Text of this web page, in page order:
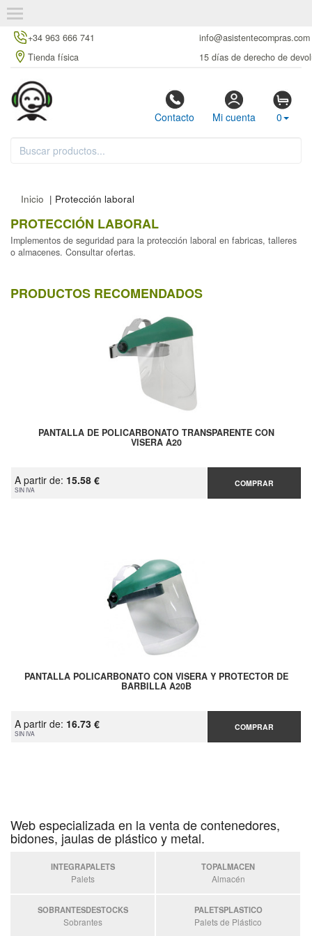
+34 963 666 741
info@asistentecompras.com
Tienda física
15 días de derecho de
Contacto Mi cuenta 0
Inicio | Protección laboral
PROTECCIÓN LABORAL
Implementos de seguridad para la protección laboral en fabricas, talleres
o almacenes. Consultar ofertas.
PRODUCTOS RECOMENDADOS
PANTALLA DE POLICARBONATO TRANSPARENTE CON
VISERA A20
A partir de: 15.58 €
SIN IVA
COMPRAR
PANTALLA POLICARBONATO CON VISERA Y PROTECTOR DE
BARBILLA A20B
A partir de: 16.73 €
SIN IVA
COMPRAR
Web especializada en la venta de contenedores,
bidones, jaulas de plástico y metal.
INTEGRAPALETS
Palets
TOPALMACEN
Almacén
SOBRANTESDESTOCKS
Sobrantes
PALETSPLASTICO
Palets de Plástico